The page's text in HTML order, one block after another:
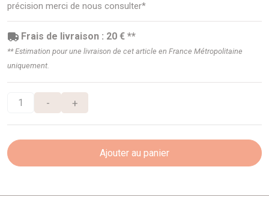
précision merci de nous consulter*
Frais de livraison : 20 € **
** Estimation pour une livraison de cet article en France Métropolitaine
uniquement.
- +
Ajouter au panier